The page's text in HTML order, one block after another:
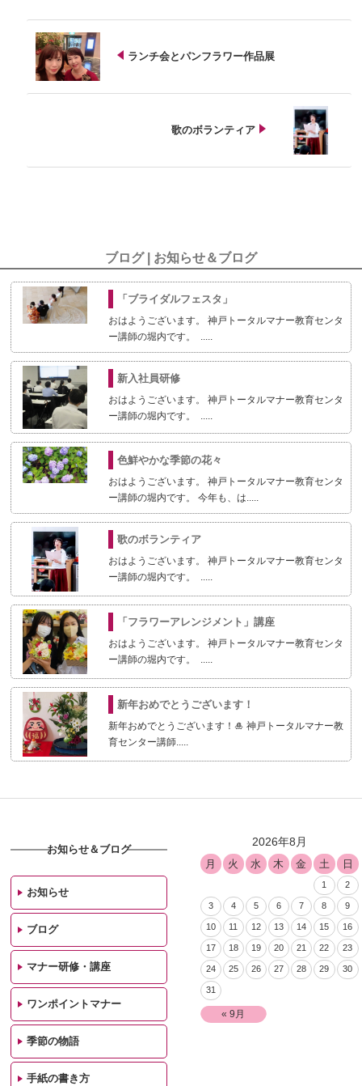
ランチ会とパンフラワー作品展
歌のボランティア
ブログ | お知らせ＆ブログ
「ブライダルフェスタ」
おはようございます。 神戸トータルマナー教育センタ
ー講師の堀内です。 .....
新入社員研修
おはようございます。 神戸トータルマナー教育センタ
ー講師の堀内です。 .....
色鮮やかな季節の花々
おはようございます。 神戸トータルマナー教育センタ
ー講師の堀内です。 今年も、は.....
歌のボランティア
おはようございます。 神戸トータルマナー教育センタ
ー講師の堀内です。 .....
「フラワーアレンジメント」講座
おはようございます。 神戸トータルマナー教育センタ
ー講師の堀内です。 .....
新年おめでとうございます！
新年おめでとうございます！🎍 神戸トータルマナー教
育センター講師.....
お知らせ＆ブログ
お知らせ
ブログ
マナー研修・講座
ワンポイントマナー
季節の物語
手紙の書き方
2026年8月
月 火 水 木 金 土 日
« 9月
1 2
3 4 5 6 7 8 9
10 11 12 13 14 15 16
17 18 19 20 21 22 23
24 25 26 27 28 29 30
31